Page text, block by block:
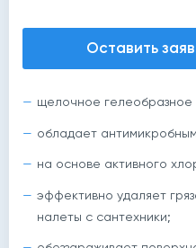
Оставить
щелочное гелеобразное
обладает
на основе активного
эффективно удаляет
налеты с сантехники;